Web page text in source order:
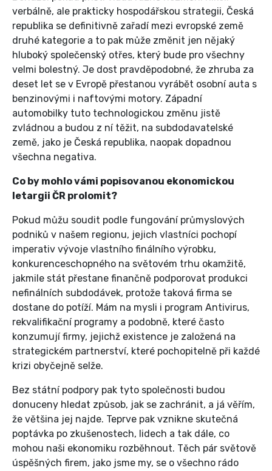
verbálně, ale prakticky hospodářskou strategii, Česká
republika se definitivně zařadí mezi evropské země
druhé kategorie a to pak může změnit jen nějaký
hluboký společenský otřes, který bude pro všechny
velmi bolestný. Je dost pravděpodobné, že zhruba za
deset let se v Evropě přestanou vyrábět osobní auta s
benzinovými i naftovými motory. Západní
automobilky tuto technologickou změnu jistě
zvládnou a budou z ní těžit, na subdodavatelské
země, jako je Česká republika, naopak dopadnou
všechna negativa.
Co by mohlo vámi popisovanou ekonomickou
letargii ČR prolomit?
Pokud můžu soudit podle fungování průmyslových
podniků v našem regionu, jejich vlastníci pochopí
imperativ vývoje vlastního finálního výrobku,
konkurenceschopného na světovém trhu okamžitě,
jakmile stát přestane finančně podporovat produkci
nefinálních subdodávek, protože taková firma se
dostane do potíží. Mám na mysli i program Antivirus,
rekvalifikační programy a podobně, které často
konzumují firmy, jejichž existence je založená na
strategickém partnerství, které pochopitelně při každé
krizi obyčejně selže.
Bez státní podpory pak tyto společnosti budou
donuceny hledat způsob, jak se zachránit, a já věřím,
že většina jej najde. Teprve pak vznikne skutečná
poptávka po zkušenostech, lidech a tak dále, co
mohou naši ekonomiku rozběhnout. Těch pár světově
úspěšných firem, jako jsme my, se o všechno rádo